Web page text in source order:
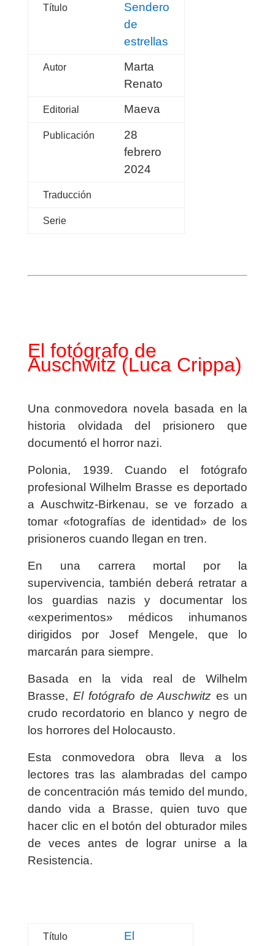
Título
Sendero
de
estrellas
Autor
Marta
Renato
Editorial Maeva
Publicación
28
febrero
2024
Traducción
Serie
El fotógrafo de
Auschwitz(Luca Crippa)
Una conmovedora novela basada en la
historia olvidada del prisionero que
documentó el horror nazi.
Polonia, 1939. Cuando el fotógrafo
profesional Wilhelm Brasse es deportado
a Auschwitz-Birkenau, se ve forzado a
tomar «fotografías de identidad» de los
prisioneros cuando llegan en tren.
En una carrera mortal por la
supervivencia, también deberá retratar a
los guardias nazis y documentar los
«experimentos» médicos inhumanos
dirigidos por Josef Mengele, que lo
marcarán para siempre.
Basada en la vida real de Wilhelm
Brasse, El fotógrafo de Auschwitz es un
crudo recordatorio en blanco y negro de
los horrores del Holocausto.
Esta conmovedora obra lleva a los
lectores tras las alambradas del campo
de concentración más temido del mundo,
dando vida a Brasse, quien tuvo que
hacer clic en el botón del obturador miles
de veces antes de lograr unirse a la
Resistencia.
Título El